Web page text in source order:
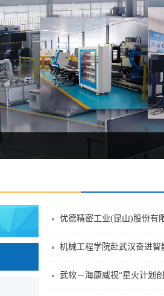
机械工程学院赴武汉奋进
武软－海康威视“星火计划